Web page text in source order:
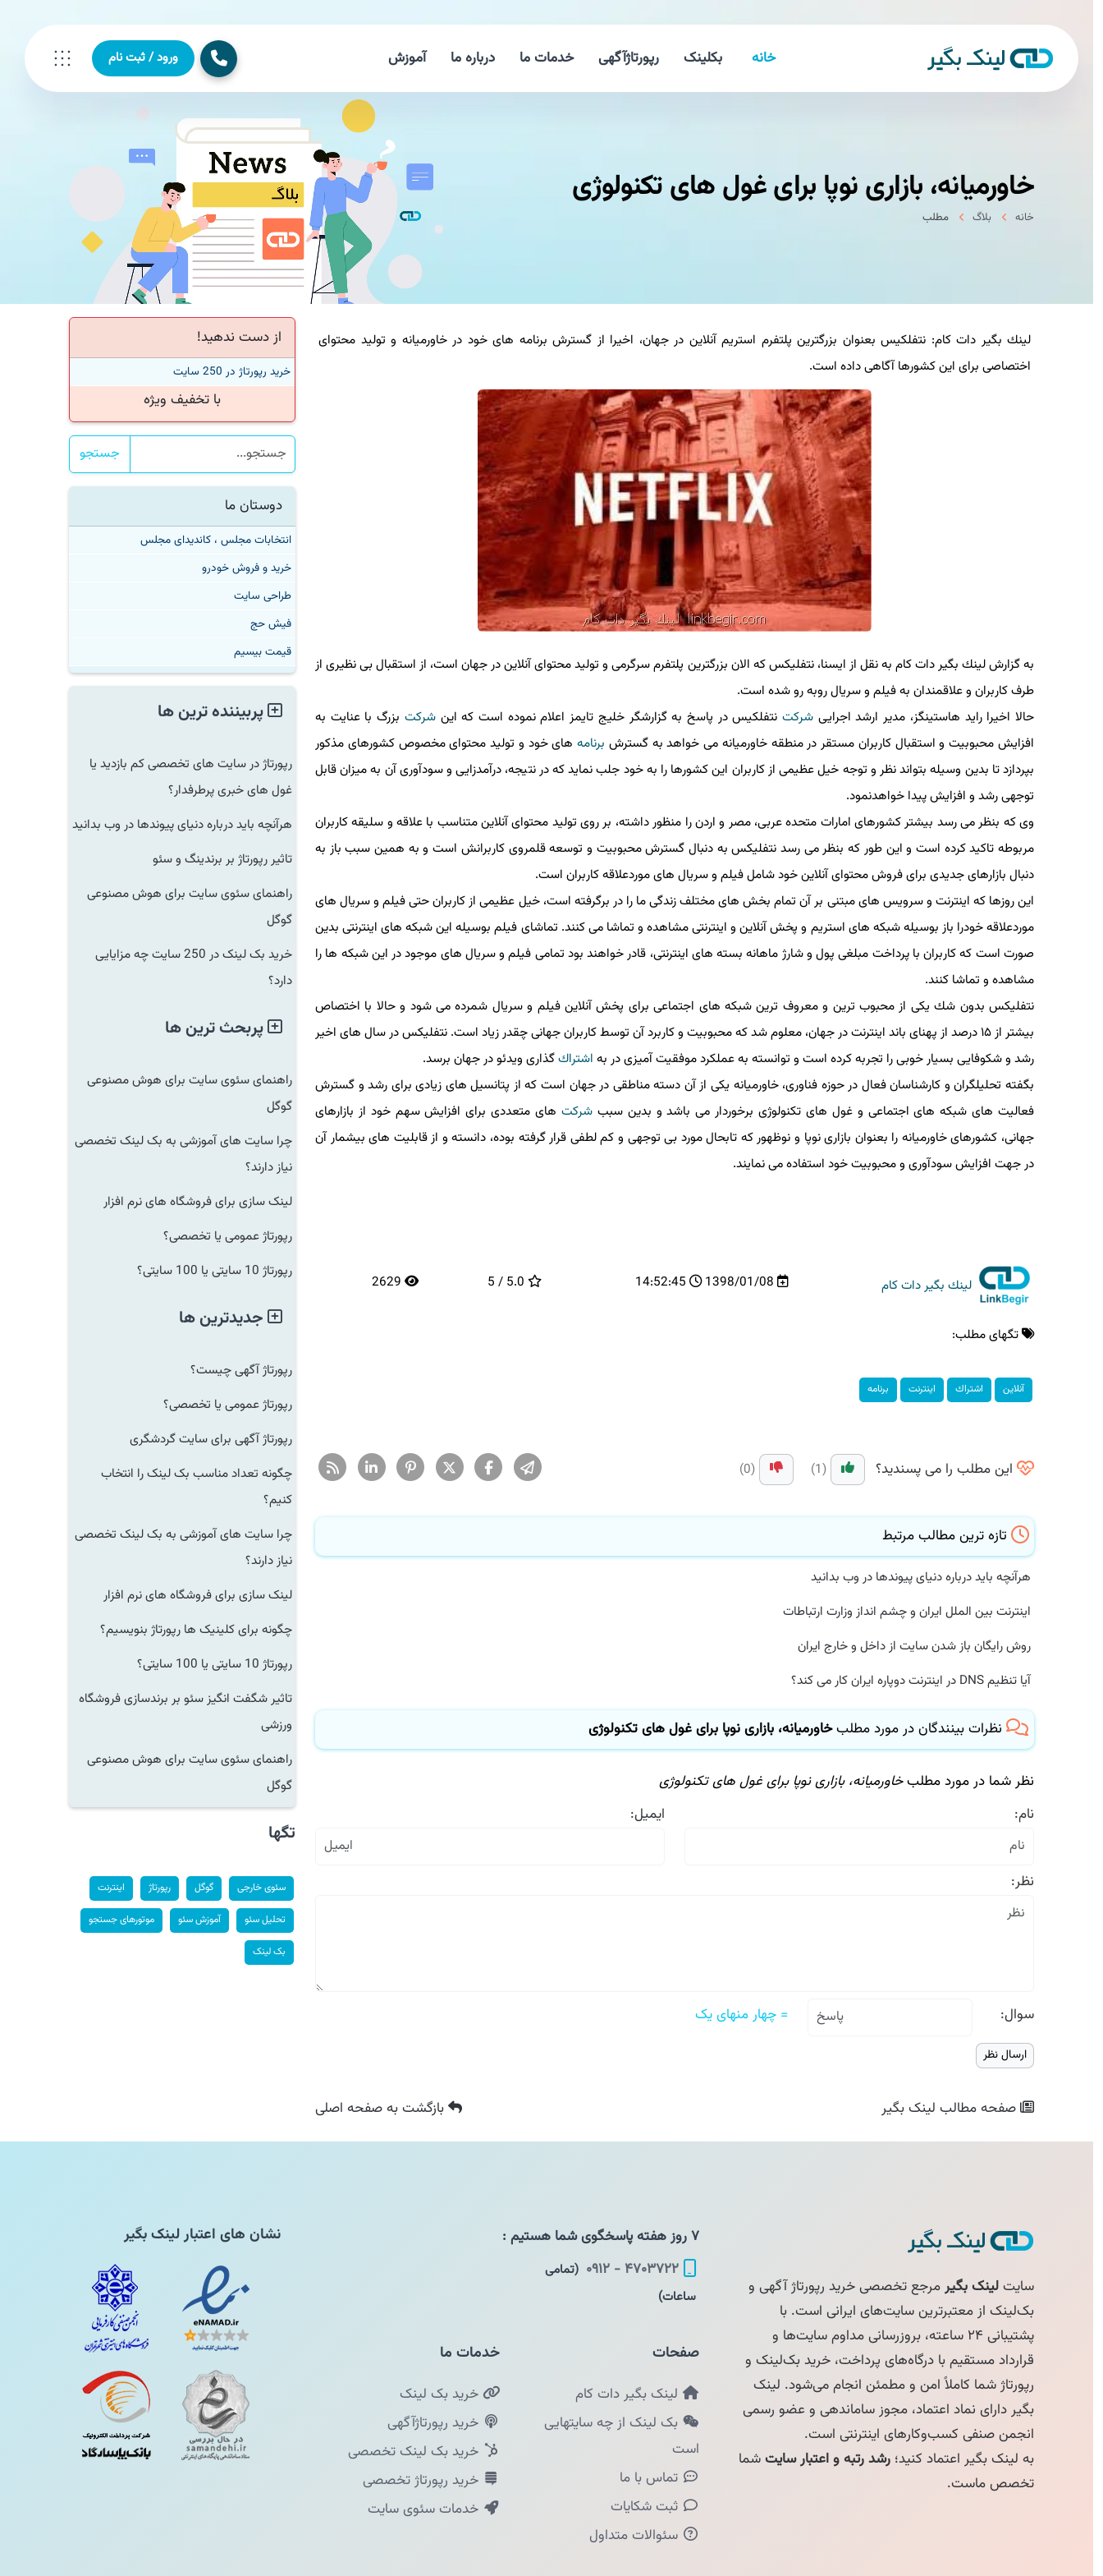
خانه بکلینک رپورتاژآگهی خدمات ما درباره ما آموزش ورود / ثبت نام
خاورمیانه، بازاری نوپا برای غول های تكنولوژی
خانه بلاگ مطلب
لینك بگیر دات كام: نتفلكیس بعنوان بزرگترین پلتفرم استریم آنلاین در جهان، اخیرا از گسترش برنامه های خود در خاورمیانه و تولید محتوای
اختصاصی برای این كشورها آگاهی داده است.
به گزارش لینك بگیر دات كام به نقل از ایسنا، نتفلیكس كه الان بزرگترین پلتفرم سرگرمی و تولید محتوای آنلاین در جهان است، از استقبال بی نظیری از
طرف كاربران و علاقمندان به فیلم و سریال روبه رو شده است.
حالا اخیرا راید هاستینگز، مدیر ارشد اجراییشركتنتفلكیس در پاسخ به گزارشگر خلیج تایمز اعلام نموده است كه اینشركتبزرگ با عنایت به
افزایش محبوبیت و استقبال كاربران مستقر در منطقه خاورمیانه می خواهد به گسترشبرنامههای خود و تولید محتوای مخصوص كشورهای مذكور
بپردازد تا بدین وسیله بتواند نظر و توجه خیل عظیمی از كاربران این كشورها را به خود جلب نماید كه در نتیجه، درآمدزایی و سودآوری آن به میزان قابل
توجهی رشد و افزایش پیدا خواهدنمود.
وی كه بنظر می رسد بیشتر كشورهای امارات متحده عربی، مصر و اردن را منظور داشته، بر روی تولید محتوای آنلاین متناسب با علاقه و سلیقه كاربران
مربوطه تاكید كرده است و این طور كه بنظر می رسد نتفلیكس به دنبال گسترش محبوبیت و توسعه قلمروی كاربرانش است و به همین سبب باز به
دنبال بازارهای جدیدی برای فروش محتوای آنلاین خود شامل فیلم و سریال های موردعلاقه كاربران است.
این روزها كه اینترنت و سرویس های مبتنی بر آن تمام بخش های مختلف زندگی ما را در برگرفته است، خیل عظیمی از كاربران حتی فیلم و سریال های
موردعلاقه خودرا باز بوسیله شبكه های استریم و پخش آنلاین و اینترنتی مشاهده و تماشا می كنند. تماشای فیلم بوسیله این شبكه های اینترنتی بدین
صورت است كه كاربران با پرداخت مبلغی پول و شارژ ماهانه بسته های اینترنتی، قادر خواهند بود تمامی فیلم و سریال های موجود در این شبكه ها را
مشاهده و تماشا كنند.
نتفلیكس بدون شك یكی از محبوب ترین و معروف ترین شبكه های اجتماعی برای پخش آنلاین فیلم و سریال شمرده می شود و حالا با اختصاص
بیشتر از ۱۵ درصد از پهنای باند اینترنت در جهان، معلوم شد كه محبوبیت و كاربرد آن توسط كاربران جهانی چقدر زیاد است. نتفلیكس در سال های اخیر
رشد و شكوفایی بسیار خوبی را تجربه كرده است و توانسته به عملكرد موفقیت آمیزی در بهاشتراكگذاری ویدئو در جهان برسد.
بگفته تحلیلگران و كارشناسان فعال در حوزه فناوری، خاورمیانه یكی از آن دسته مناطقی در جهان است كه از پتانسیل های زیادی برای رشد و گسترش
فعالیت های شبكه های اجتماعی و غول های تكنولوژی برخوردار می باشد و بدین سببشركتهای متعددی برای افزایش سهم خود از بازارهای
جهانی، كشورهای خاورمیانه را بعنوان بازاری نوپا و نوظهور كه تابحال مورد بی توجهی و كم لطفی قرار گرفته بوده، دانسته و از قابلیت های بیشمار آن
در جهت افزایش سودآوری و محبوبیت خود استفاده می نمایند.
لینك بگیر دات كام 1398/01/08
14:52:45
5.0 / 5
2629
تگهای مطلب:
آنلاین اشتراك اینترنت برنامه
این مطلب را می پسندید؟
تازه ترین مطالب مرتبط
هرآنچه باید درباره دنیای پیوندها در وب بدانید
اینترنت بین الملل ایران و چشم انداز وزارت ارتباطات
روش رایگان باز شدن سایت از داخل و خارج ایران
آیا تنظیم DNS در اینترنت دوپاره ایران کار می کند؟
نظرات بینندگان در مورد مطلبخاورمیانه، بازاری نوپا برای غول های تكنولوژی
نظر شما در مورد مطلبخاورمیانه، بازاری نوپا برای غول های تكنولوژی
نام:
ایمیل:
نظر:
سوال: = چهار منهای یک
صفحه مطالبلینک بگیر بازگشتبه صفحه اصلی
از دست ندهید!
خرید رپورتاژ در 250 سایت
با تخفیف ویژه
جستجو
دوستان ما
انتخابات مجلس ، کاندیدای مجلس
خرید و فروش خودرو
طراحی سایت
فیش حج
قیمت بیسیم
پربیننده ترین ها
رپورتاژ در سایت های تخصصی کم بازدید یا
غول های خبری پرطرفدار؟
هرآنچه باید درباره دنیای پیوندها در وب بدانید
تاثیر رپورتاژ بر برندینگ و سئو
راهنمای سئوی سایت برای هوش مصنوعی
گوگل
خرید بک لینک در 250 سایت چه مزایایی
دارد؟
پربحث ترین ها
راهنمای سئوی سایت برای هوش مصنوعی
گوگل
چرا سایت های آموزشی به بک لینک تخصصی
نیاز دارند؟
لینک سازی برای فروشگاه های نرم افزار
رپورتاژ عمومی یا تخصصی؟
رپورتاژ 10 سایتی یا 100 سایتی؟
جدیدترین ها
رپورتاژ آگهی چیست؟
رپورتاژ عمومی یا تخصصی؟
رپورتاژ آگهی برای سایت گردشگری
چگونه تعداد مناسب بک لینک را انتخاب
کنیم؟
چرا سایت های آموزشی به بک لینک تخصصی
نیاز دارند؟
لینک سازی برای فروشگاه های نرم افزار
چگونه برای کلینیک ها رپورتاژ بنویسیم؟
رپورتاژ 10 سایتی یا 100 سایتی؟
تاثیر شگفت انگیز سئو بر برندسازی فروشگاه
ورزشی
راهنمای سئوی سایت برای هوش مصنوعی
گوگل
تگها
سئوی خارجی گوگل رپورتاژ اینترنت
تحلیل سئو آموزش سئو موتورهای جستجو
بک لینک
سایتلینک بگیرمرجع تخصصی خرید رپورتاژ آگهی و
بک‌لینک از معتبرترین سایت‌های ایرانی است. با
پشتیبانی ۲۴ ساعته، بروزرسانی مداوم سایت‌ها و
قرارداد مستقیم با درگاه‌های پرداخت، خرید بک‌لینک و
رپورتاژ شما کاملاً امن و مطمئن انجام می‌شود. لینک
بگیر دارای نماد اعتماد، مجوز ساماندهی و عضو رسمی
انجمن صنفی کسب‌وکارهای اینترنتی است.
به لینک بگیر اعتماد کنید؛رشد رتبه و اعتبار سایتشما
تخصص ماست.
۴۷۰۳۷۲۲ - ۰۹۱۲
(تمامی
ساعات)
صفحات
لینک بگیر دات کام
بک لینک از چه سایتهایی
است
تماس با ما
ثبت شکایات
سئوالات متداول
خدمات ما
خرید بک لینک
خرید رپورتاژآگهی
خرید بک لینک تخصصی
خرید رپورتاژ تخصصی
خدمات سئوی سایت
نشان های اعتبار لینک بگیر